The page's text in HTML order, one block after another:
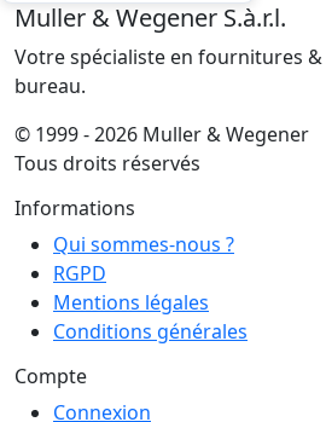
Muller & Wegener S.à.r.l.
Votre spécialiste en fournitures
bureau.
© 1999 - 2026 Muller & Wegener
Tous droits réservés
Informations
Qui sommes-nous ?
RGPD
Mentions légales
Conditions générales
Compte
Connexion